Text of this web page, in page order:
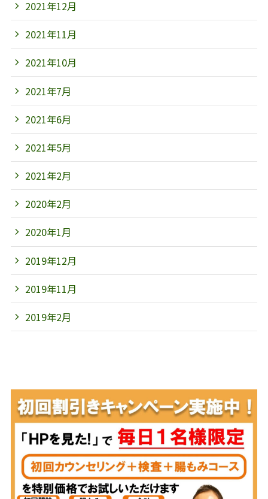
2021年12月
2021年11月
2021年10月
2021年7月
2021年6月
2021年5月
2021年2月
2020年2月
2020年1月
2019年12月
2019年11月
2019年2月